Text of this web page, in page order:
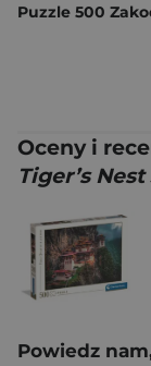
Oceny i
Tiger’s Nest
Powiedz